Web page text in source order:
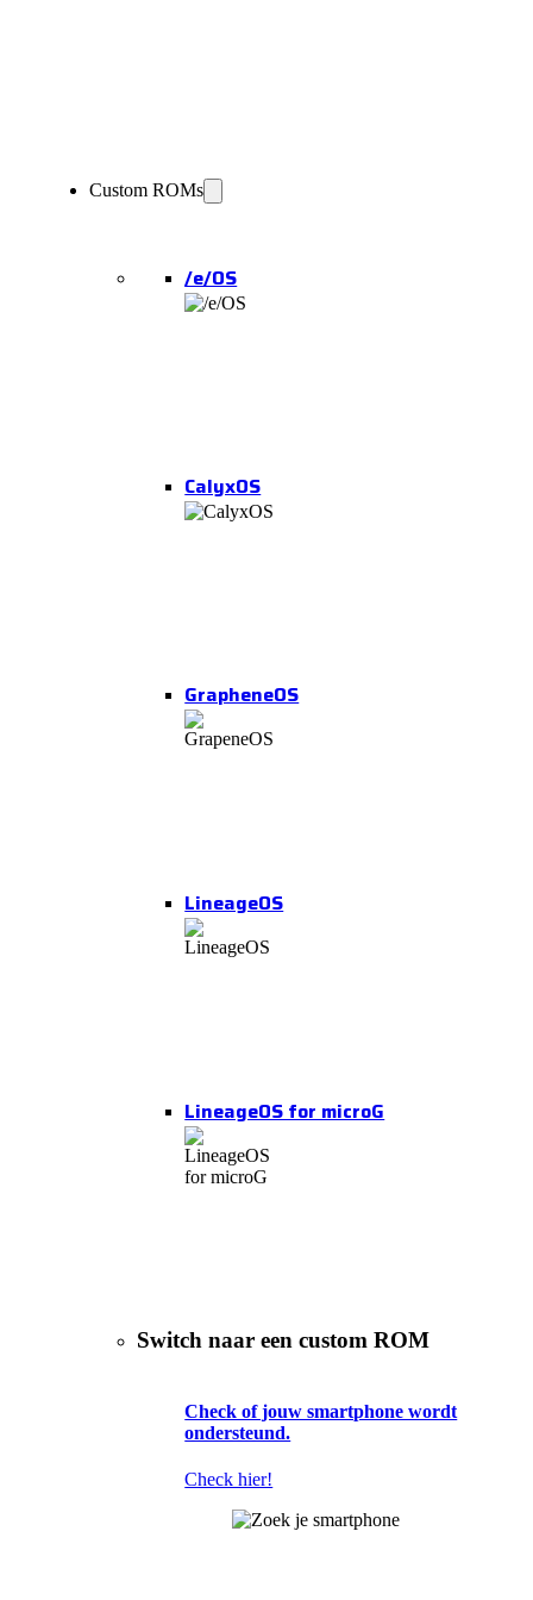
Custom ROMs
/e/OS
CalyxOS
GrapheneOS
LineageOS
LineageOS for microG
Switch naar een custom ROM
Check of jouw smartphone wordt
ondersteund.
Check hier!